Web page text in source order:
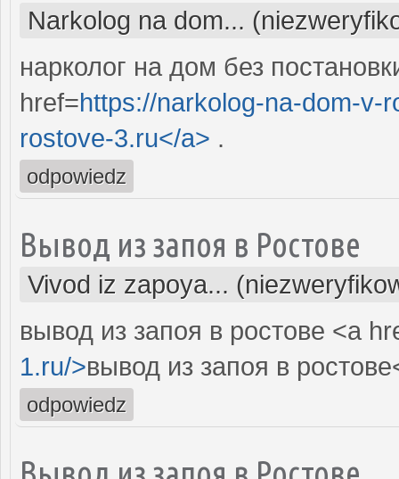
Narkolog na dom...
нарколог на дом без
href=https://narkolog-na-dom-v-
rostove-3.ru</a> .
odpowiedz
Вывод из запоя в Ростове
Vivod iz zapoya...
вывод из запоя в ростове <a
1.ru/>вывод из запоя в
odpowiedz